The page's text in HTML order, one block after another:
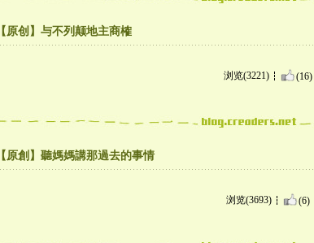
【原创】与不列颠地主商榷
浏览(3221) (16)
【原創】聽媽媽講那過去的事情
浏览(3693) (6)